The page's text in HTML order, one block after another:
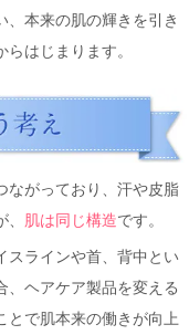
、本来の肌の輝きを引き
はじまります。
ながっており、汗や皮脂
肌は同じ構造です。
スラインや首、背中とい
、ヘアケア製品を変える
とで肌本来の働きが向上